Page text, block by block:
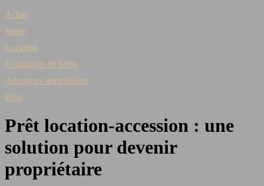
Achat
Vente
Location
Évaluation de biens
Annonces immobilière
Blog
Prêt location-accession : une
solution pour devenir
propriétaire